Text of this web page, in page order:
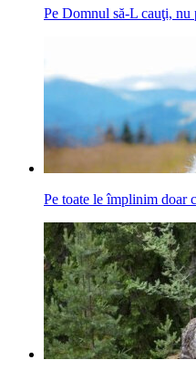
Pe Domnul să-L cauţi, nu
Pe toate le împlinim doar